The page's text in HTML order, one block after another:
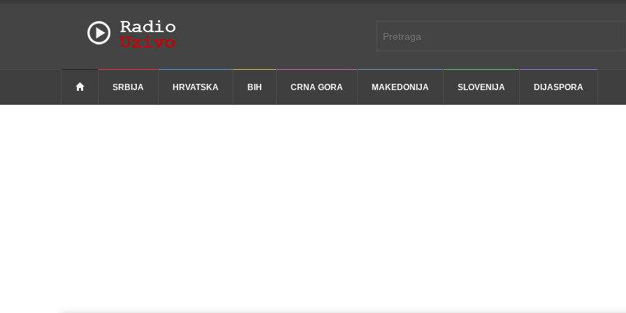
SRBIJA HRVATSKA BIH CRNA GORA MAKEDONIJA SLOVENIJA DIJASPORA